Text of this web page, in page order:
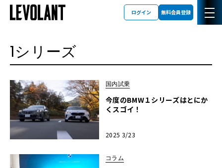
ログイン 無料会員登録
1シリーズ
国内試乗
今度のBMW１シリーズはとにか
くスゴイ！
2025 3/23
コラム